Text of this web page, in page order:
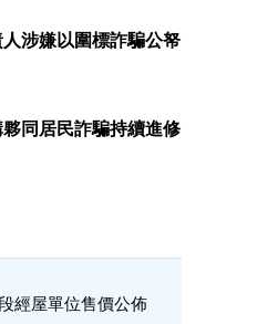
涉嫌以圍標詐騙公帑
同居民詐騙持續進修
經屋單位售價公佈